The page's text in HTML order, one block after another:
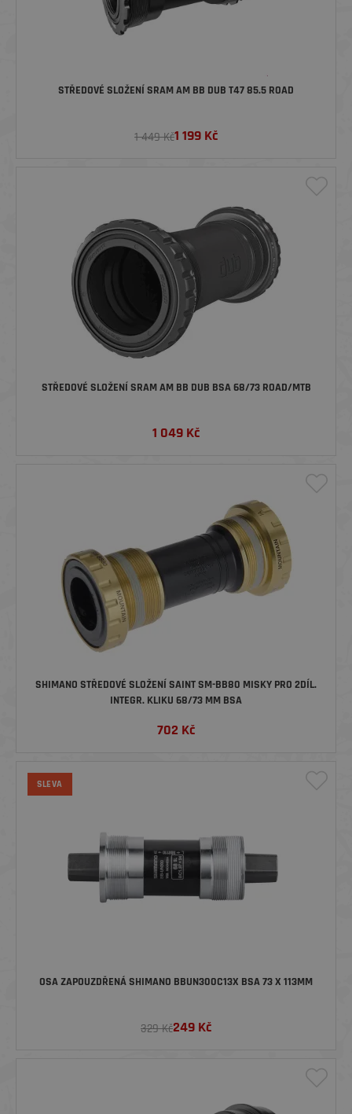
STŘEDOVÉ SLOŽENÍ SRAM AM BB DUB T47 85.5 ROAD
1 449 Kč1 199 Kč
STŘEDOVÉ SLOŽENÍ SRAM AM BB DUB BSA 68/73 ROAD/MTB
1 049 Kč
SHIMANO STŘEDOVÉ SLOŽENÍ SAINT SM-BB80 MISKY PRO 2DÍL.
INTEGR. KLIKU 68/73 MM BSA
702 Kč
SLEVA
OSA ZAPOUZDŘENÁ SHIMANO BBUN300C13X BSA 73 X 113MM
329 Kč249 Kč